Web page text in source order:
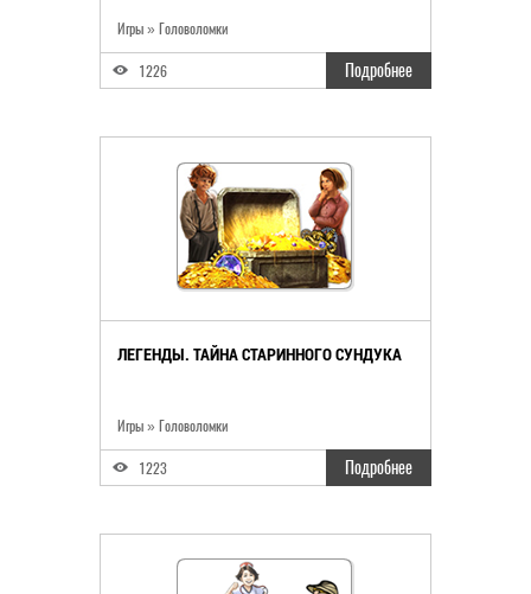
Игры» Головоломки
1226 Подробнее
ЛЕГЕНДЫ. ТАЙНА СТАРИННОГО СУНДУКА
Игры» Головоломки
1223 Подробнее